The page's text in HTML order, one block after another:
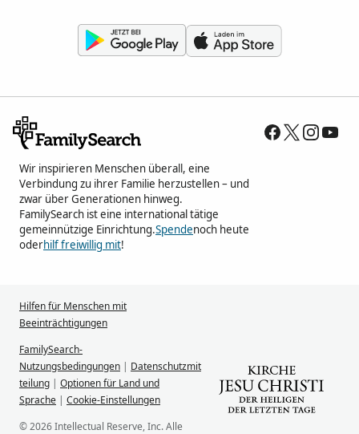
Wir inspirieren Menschen überall, eine
Verbindung zu ihrer Familie herzustellen – und
zwar über Generationen hinweg.
FamilySearch ist eine international tätige
gemeinnützige Einrichtung.Spendenoch heute
oderhilf freiwillig mit!
Hilfen für Menschen mit
Beeinträchtigungen
FamilySearch-
Nutzungsbedingungen | Datenschutzmit
teilung | Optionen für Land und
Sprache | Cookie-Einstellungen
© 2026 Intellectual Reserve, Inc. Alle